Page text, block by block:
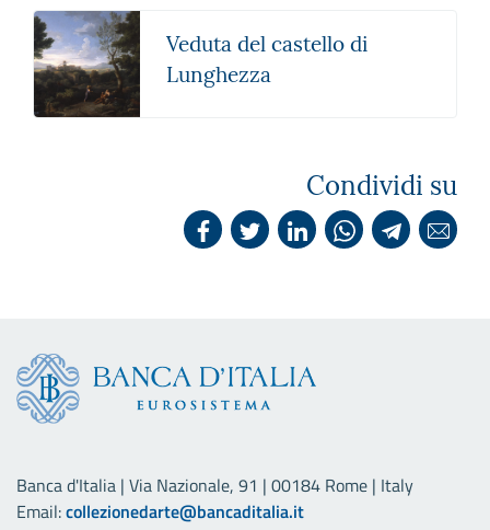
Veduta del castello di
Lunghezza
Condividi su
Banca d'Italia | Via Nazionale, 91 | 00184 Rome | Italy
Email:collezionedarte@bancaditalia.it